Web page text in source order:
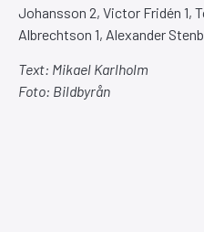
Johansson 2, Victor Fridén 1,
Albrechtson 1, Alexander
Text: Mikael Karlholm
Foto: Bildbyrån